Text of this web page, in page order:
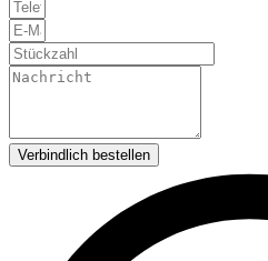
Verbindlich bestellen